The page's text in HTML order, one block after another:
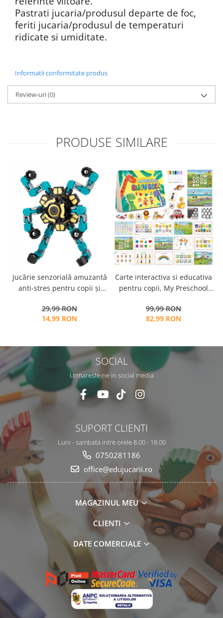
Pastrati jucaria/produsul departe de foc,
feriti jucaria/produsul de temperaturi
ridicate si umiditate.
Informatii conformitate produs
Review-uri(0)
PRODUSE SIMILARE
Jucărie senzorială amuzantă
anti-stres pentru copii și
transformabil,
29,99 RON
14,99 RON
Carte interactiva si educativa
pentru copii, My Preschool
activitati multiple, stickere
repozitionabile, Limba
99,99 RON
82,99 RON
SOCIAL
Urmareste-ne in social media
SUPORT CLIENTI
Luni - sambata intre orele 8.00 - 18.00
0750281186
office@edujucarii.ro
MAGAZINUL MEU
CLIENTI
DATE COMERCIALE